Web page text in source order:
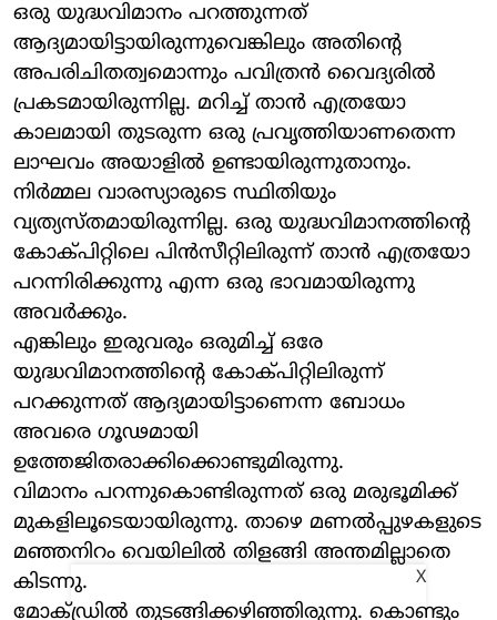
ഒരു യുദ്ധവിമാനം പറത്തുന്നത്
ആദ്യമായിട്ടായിരുന്നുവെങ്കിലും അതിന്റെ
അപരിചിതത്വമൊന്നും പവിത്രന്‍ വൈദ്യരില്‍
പ്രകടമായിരുന്നില്ല. മറിച്ച് താന്‍ എത്രയോ
കാലമായി തുടരുന്ന ഒരു പ്രവൃത്തിയാണതെന്ന
ലാഘവം അയാളില്‍ ഉണ്ടായിരുന്നുതാനും.
നിര്‍മ്മല വാരസ്യാരുടെ സ്ഥിതിയും
വ്യത്യസ്തമായിരുന്നില്ല. ഒരു യുദ്ധവിമാനത്തിന്റെ
കോക്പിറ്റിലെ പിന്‍സീറ്റിലിരുന്ന് താന്‍ എത്രയോ
പറന്നിരിക്കുന്നു എന്ന ഒരു ഭാവമായിരുന്നു
അവര്‍ക്കും.
എങ്കിലും ഇരുവരും ഒരുമിച്ച് ഒരേ
യുദ്ധവിമാനത്തിന്റെ കോക്പിറ്റിലിരുന്ന്
പറക്കുന്നത് ആദ്യമായിട്ടാണെന്ന ബോധം
അവരെ ഗൂഢമായി
ഉത്തേജിതരാക്കിക്കൊണ്ടുമിരുന്നു.
വിമാനം പറന്നുകൊണ്ടിരുന്നത് ഒരു മരുഭൂമിക്ക്
മുകളിലൂടെയായിരുന്നു. താഴെ മണല്‍പ്പുഴകളുടെ
മഞ്ഞനിറം വെയിലില്‍ തിളങ്ങി അന്തമില്ലാതെ
കിടന്നു.
മോക്ഡ്രില്‍ തുടങ്ങിക്കഴിഞ്ഞിരുന്നു. കൊണ്ടും
X